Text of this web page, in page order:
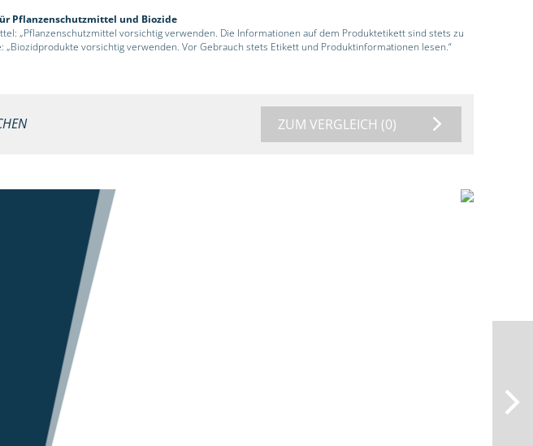
Pflanzenschutzmittel und Biozide
„Pflanzenschutzmittel vorsichtig verwenden. Die Informationen auf dem Produktetikett sind stets zu
„Biozidprodukte vorsichtig verwenden. Vor Gebrauch stets Etikett und Produktinformationen lesen.“
ZUM VERGLEICH (0)